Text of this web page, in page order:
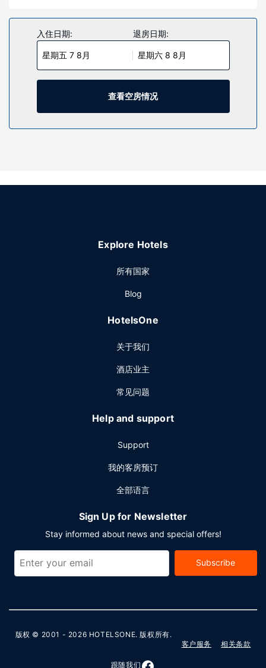
享私人露台。便利服务设施包括微波炉和吊扇。
物业设施
您可利用免费 WiFi和烧烤炉等便利服务和设施。
入住日期:
星期五 7 8月
退房日期:
星期六 8 8月
查看空房情况
Explore Hotels
所有国家
Blog
HotelsOne
关于我们
酒店业主
常见问题
Help and support
Support
我的客房预订
全部语言
Sign Up for Newsletter
Stay informed about news and special offers!
Subscribe
版权 © 2001 - 2026 HOTELSONE. 版权所有.
客户服务
相关条款
跟随我们